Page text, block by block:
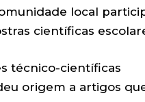
local
científicas
técnico-científicas
origem a artigos